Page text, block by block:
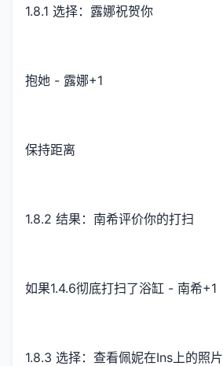
1.8.1 选择：露娜祝贺你
抱她 - 露娜+1
保持距离
1.8.2 结果：南希评价你的打扫
如果1.4.6彻底打扫了浴缸 - 南希+1
1.8.3 选择：查看佩妮在Ins上的照片